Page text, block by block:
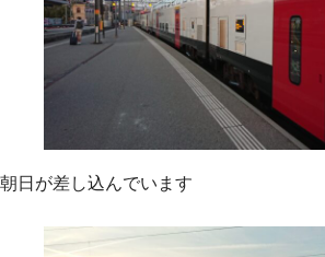
朝日が差し込んでいます